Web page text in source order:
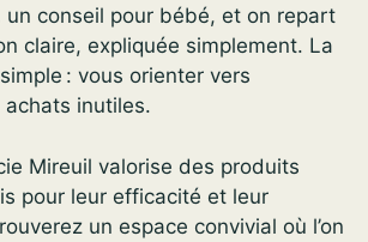
un conseil pour bébé, et on repart
claire, expliquée simplement. La
: vous orienter vers
achats inutiles.
Mireuil valorise des produits
pour leur efficacité et leur
un espace convivial où l’on